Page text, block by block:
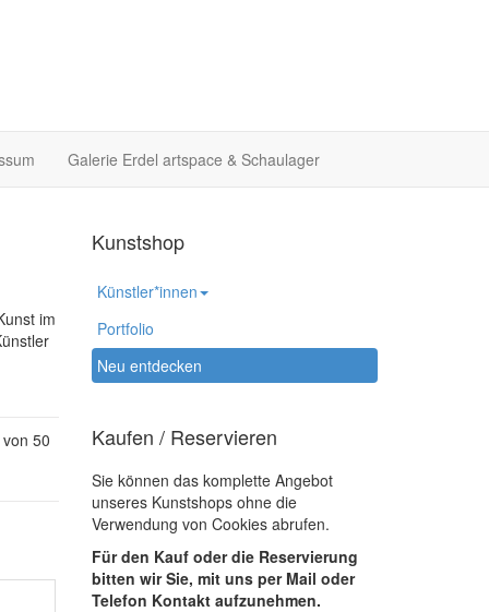
Galerie Erdel artspace & Schaulager
im
50
Kunstshop
Künstler*innen
Portfolio
Neu entdecken
Kaufen / Reservieren
Sie können das komplette Angebot
unseres Kunstshops ohne die
Verwendung von Cookies abrufen.
Für den Kauf oder die Reservierung
bitten wir Sie, mit uns per Mail oder
Telefon Kontakt aufzunehmen.